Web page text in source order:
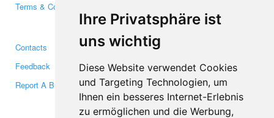
Ihre Privatsphäre ist
uns wichtig
Diese Website verwendet Cookies
und Targeting Technologien, um
Ihnen ein besseres Internet-Erlebnis
zu ermöglichen und die Werbung,
Terms & Conditions
Media
Contacts
Feedback
Report A Bug
Facebook
Twitter
YouTube
Google+